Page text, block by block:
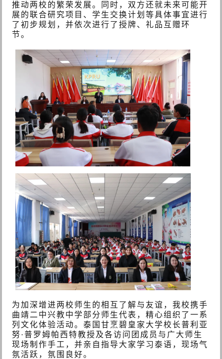
推动两校的繁荣发展。同时，双方还就未来可能开
展的联合研究项目、学生交换计划等具体事宜进行
了初步规划 ，并依次进行了授牌、礼品互赠环
节。
为加深增进两校师生的相互了解与友谊，我校携手
曲靖二中兴教中学部分师生代表，精心组织了一系
列文化体验活动。泰国甘烹碧皇家大学校长普利亚
努·普罗姆帕西特教授及各访问团成员与广大师生
现场制作手工，并亲自指导大家学习泰语，现场气
氛活跃，氛围良好。